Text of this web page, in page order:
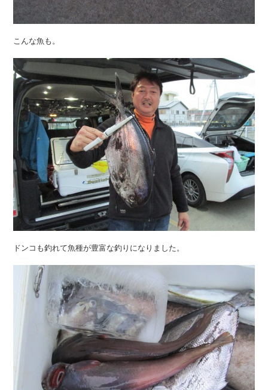
こんな魚も。
ドンコも釣れて魚種が豊富な釣りになりました。